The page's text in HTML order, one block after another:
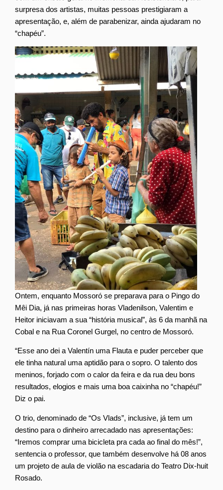
surpresa dos artistas, muitas pessoas prestigiaram a
apresentação, e, além de parabenizar, ainda ajudaram no
“chapéu”.
Ontem, enquanto Mossoró se preparava para o Pingo do
Mêi Dia, já nas primeiras horas Vladenilson, Valentim e
Heitor iniciavam a sua “história musical”, às 6 da manhã na
Cobal e na Rua Coronel Gurgel, no centro de Mossoró.
“Esse ano dei a Valentín uma Flauta e puder perceber que
ele tinha natural uma aptidão para o sopro. O talento dos
meninos, forjado com o calor da feira e da rua deu bons
resultados, elogios e mais uma boa caixinha no “chapéu!”
Diz o pai.
O trio, denominado de “Os Vlads”, inclusive, já tem um
destino para o dinheiro arrecadado nas apresentações:
“Iremos comprar uma bicicleta pra cada ao final do mês!”,
sentencia o professor, que também desenvolve há 08 anos
um projeto de aula de violão na escadaria do Teatro Dix-huit
Rosado.